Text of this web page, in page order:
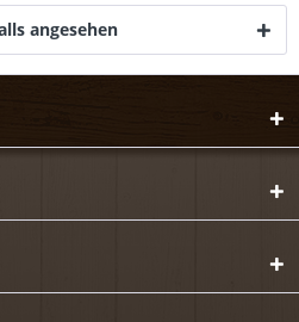
angesehen